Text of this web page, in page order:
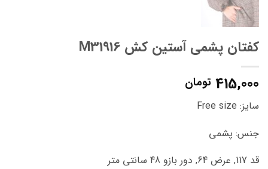
کفتان پشمی آستین کش M31916
415,000 تومان
سایز: Free size
جنس: پشمی
قد 117, عرض 64, دور بازو 48 سانتی متر